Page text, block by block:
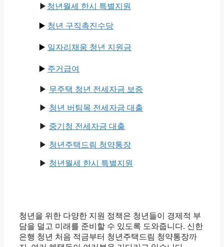
▶ 청년월세 한시 특별지원
▶️ 청년 구직촉진수당
▶️ 일자리채움 청년 지원금
▶️ 주거급여
▶ 무주택 청년 전세자금 보증
▶ 청년 버팀목 전세자금 대출
▶ 중기청 전세자금 대출
▶ 청년주택드림 청약통장
▶ 청년월세 한시 특별지원
청년을 위한 다양한 지원 정책은 청년들이 경제적 부
담을 덜고 미래를 준비할 수 있도록 도와줍니다. 신한
은행 청년 처음 적금부터 청년주택드림 청약통장까